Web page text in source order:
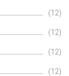
(12)
(12)
(12)
(12)